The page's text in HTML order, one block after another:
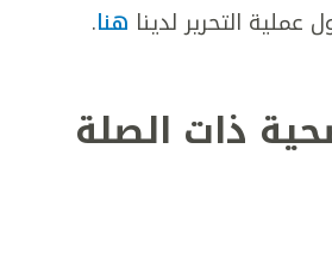
التحرير لدينا هنا.
ذات الصلة